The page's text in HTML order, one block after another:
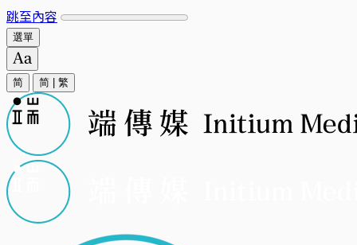
跳至內容
選單
简 简 繁